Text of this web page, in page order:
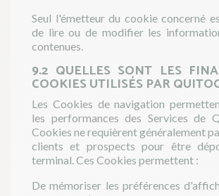
Seul l'émetteur du cookie concerné
de lire ou de modifier les
contenues.
9.2 QUELLES SONT LES
COOKIES UTILISÉS PAR
Les Cookies de navigation
les performances des Services de
Cookies ne requièrent généralement
clients et prospects pour être
terminal. Ces Cookies permettent :
De mémoriser les préférences